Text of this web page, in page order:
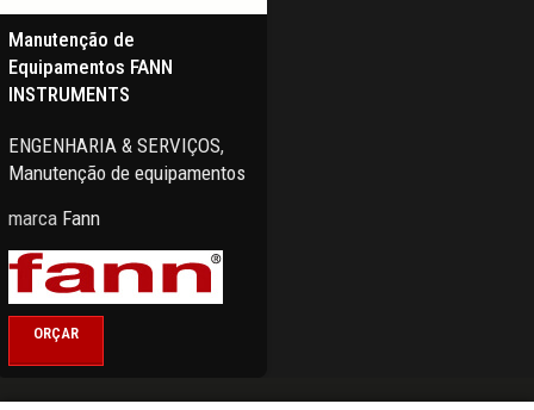
Manutenção de
Equipamentos FANN
INSTRUMENTS
ENGENHARIA & SERVIÇOS,
Manutenção de equipamentos
marca Fann
ORÇAR